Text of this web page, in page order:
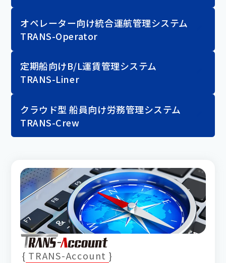
オペレーター向け統合運航管理システム
TRANS-Operator
定期船向けB/L運賃管理システム
TRANS-Liner
クラウド型 船員向け労務管理システム
TRANS-Crew
TRANS-Account